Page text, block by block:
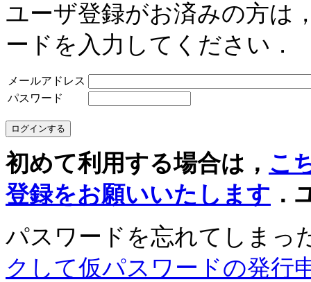
ユーザ登録がお済みの方は
ードを入力してください．
メールアドレス
パスワード
初めて利用する場合は， こ
登録をお願いいたします ．
パスワードを忘れてしまっ
クして仮パスワードの発行